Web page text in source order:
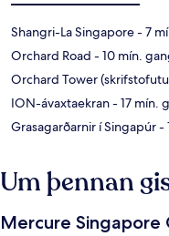
Shangri-La Singapore- 7
Orchard Road - 10 mín.
Orchard Tower
ION-ávaxtaekran- 17 mín.
Grasagarðarnir í Singapúr-
Um þennan
Mercure Singapore